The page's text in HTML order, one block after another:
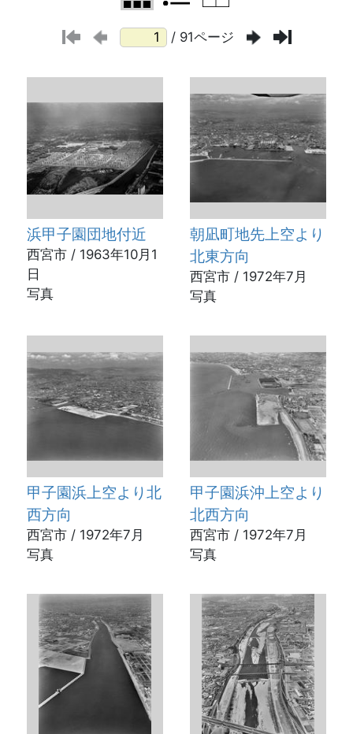
/ 91ページ
浜甲子園団地付近
西宮市 / 1963年10月1
日
写真
朝凪町地先上空より
北東方向
西宮市 / 1972年7月
写真
甲子園浜上空より北
西方向
西宮市 / 1972年7月
写真
甲子園浜沖上空より
北西方向
西宮市 / 1972年7月
写真